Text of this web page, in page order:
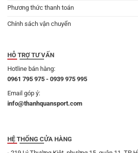
Phương thức thanh toán
Chính sách vận chuyển
HỖ TRỢ TƯ VẤN
Hotline bán hàng:
0961 795 975 - 0939 975 995
Email góp ý:
info@thanhquansport.com
HỆ THỐNG CỬA HÀNG